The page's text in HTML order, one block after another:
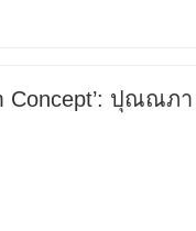
Concept’: ปุณณภ